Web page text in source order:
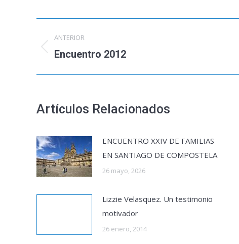
entre
publicaciones
ANTERIOR
Publicación
Encuentro 2012
Artículos Relacionados
ENCUENTRO XXIV DE FAMILIAS
EN SANTIAGO DE COMPOSTELA
26 mayo, 2026
Lizzie Velasquez. Un testimonio
motivador
26 enero, 2014